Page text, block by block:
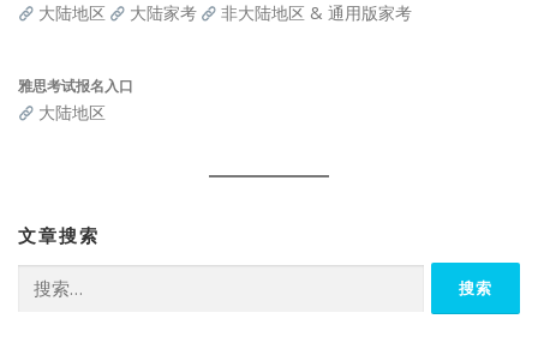
大陆地区 大陆家考 非大陆地区 & 通用版家考
雅思考试报名入口
大陆地区
文章搜索
索：